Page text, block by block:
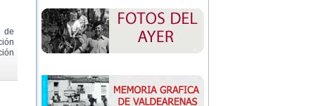
de